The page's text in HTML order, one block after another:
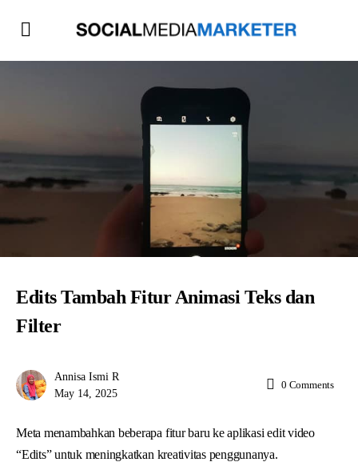
Edits Tambah Fitur Animasi Teks dan
Filter
Annisa Ismi R
May 14, 2025
0 Comments
Meta menambahkan beberapa fitur baru ke aplikasi edit video
“Edits” untuk meningkatkan kreativitas penggunanya.